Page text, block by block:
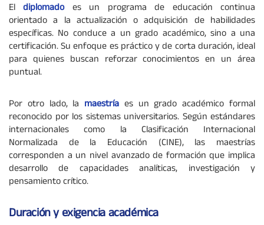
Eldiplomado es un programa de educación continua
orientado a la actualización o adquisición de habilidades
específicas. No conduce a un grado académico, sino a una
certificación. Su enfoque es práctico y de corta duración, ideal
para quienes buscan reforzar conocimientos en un área
puntual.
Por otro lado, la maestría es un grado académico formal
reconocido por los sistemas universitarios. Según estándares
internacionales como la Clasificación Internacional
Normalizada de la Educación (CINE), las maestrías
corresponden a un nivel avanzado de formación que implica
desarrollo de capacidades analíticas, investigación y
pensamiento crítico.
Duración y exigencia académica